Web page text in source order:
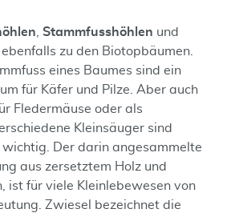
Stammfusshöhlen und
zu den Biotopbäumen.
eines Baumes sind ein
für Käfer und Pilze. Aber auch
Fledermäuse oder als
Kleinsäuger sind
wichtig. Der darin angesammelte
aus zersetztem Holz und
ist für viele Kleinlebewesen von
Zwiesel bezeichnet die